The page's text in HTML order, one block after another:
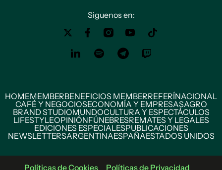
Siguenos en:
HOMEMEMBERBENEFICIOS MEMBERREFERÍNACIONAL
CAFÉ Y NEGOCIOSECONOMÍA Y EMPRESASAGRO
BRAND STUDIOMUNDOCULTURA Y ESPECTÁCULOS
LIFESTYLEOPINIÓNFÚNEBRESREMATES Y LEGALES
EDICIONES ESPECIALESPUBLICACIONES
NEWSLETTERSARGENTINAESPAÑAESTADOS UNIDOS
Políticas de Cookies Políticas de Privacidad